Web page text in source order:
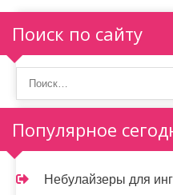
и
я
п
о
з
а
Поиск по сайту
Популярное
Небулайзеры для